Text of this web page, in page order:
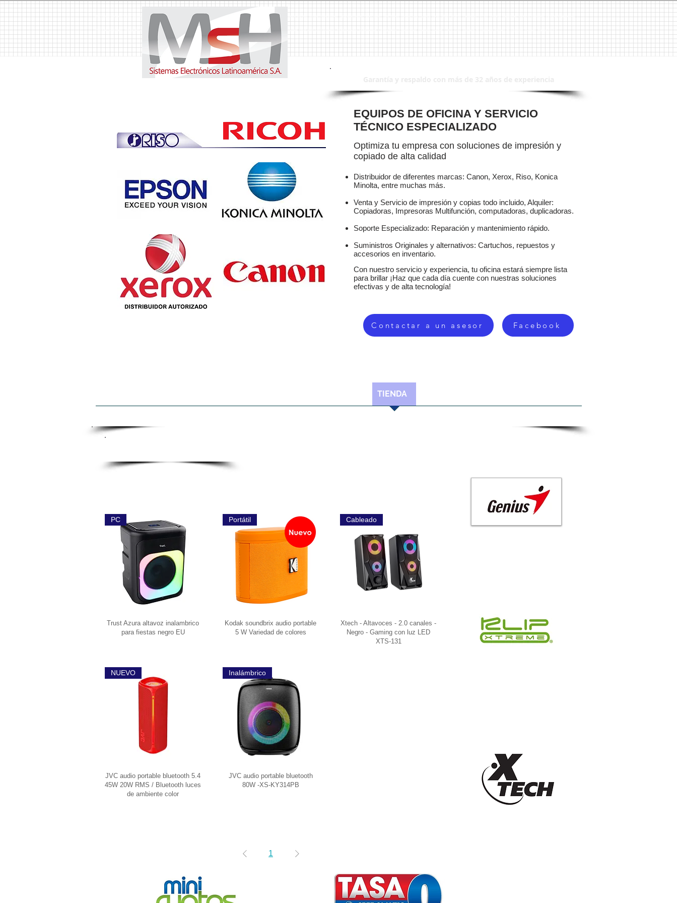
MSH Sistemas Electrónicos Latinoamerica S.A. Copiadoras, Copiadora, Fotocopiadoras, Fotocopiadora, Duplicadoras, Duplicadora, Impresoras, Impresora, Servicio Tecnico, Reparaciones, Reparacion,Canon, Ricoh, Lanier, Riso, Epson, Toshiba, Mita, Kyocera, Xerox, Sharp, Brother, Panasonic, HP, 3M, Venta de Copiadoras, Venta de Copiadora, Venta de Duplicadoras,
Venta de Duplicadora, Alquiler de Copiadoras, Alquiler de Copiadora, Suministros, Suministro, Tintas, Tinta, Toner, Toners, Faxes, Fax, Escaner´s, Escaner, MSH, msh, MSH Sistemas, Multifuncionales, Multifuncional, Computadoras, Computadora, Monitores, Monitor, CPU´s, CPU, Sistemas de Seguridad, Sistema de Seguridad, Alarmas, Alarma, CCTV
EQUIPOS DE OFICINA Y SERVICIO
TÉCNICO ESPECIALIZADO
Optimiza tu empresa con soluciones de impresión y
copiado de alta calidad
Distribuidor de diferentes marcas: Canon, Xerox, Riso, Konica
Minolta, entre muchas más.
Venta y Servicio de impresión y copias todo incluido, Alquiler:
Copiadoras, Impresoras Multifunción, computadoras, duplicadoras.
Soporte Especializado: Reparación y mantenimiento rápido.
Suministros Originales y alternativos: Cartuchos, repuestos y
accesorios en inventario.
Con nuestro servicio y experiencia, tu oficina estará siempre lista
para brillar ¡Haz que cada día cuente con nuestras soluciones
efectivas y de alta tecnología!
Contactar a un asesor Facebook
TIENDA
PC
Trust Azura altavoz inalambrico
para fiestas negro EU
Portátil
Kodak soundbrix audio portable
5 W Variedad de colores
Cableado
Xtech - Altavoces - 2.0 canales -
Negro - Gaming con luz LED
XTS-131
NUEVO
JVC audio portable bluetooth 5.4
45W 20W RMS / Bluetooth luces
de ambiente color
Inalámbrico
JVC audio portable bluetooth
80W -XS-KY314PB
1